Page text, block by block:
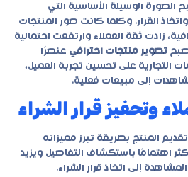
الصورة الوسيلة الأساسية التي
القرار. وكلما كانت صور المنتجات
زادت ثقة العملاء وارتفعت احتمالية
تصوير منتجات احترافي عنصرًا
التجارية على تحسين تجربة العميل،
إلى مبيعات فعلية.
وتحفيز قرار الشراء
المنتج بطريقة تبرز مميزاته
اهتمامًا باستكشاف التفاصيل ويزيد
إلى اتخاذ قرار الشراء.